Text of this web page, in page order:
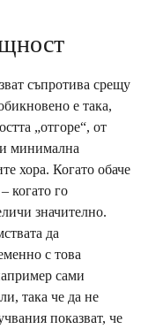
съпротива срещу
е така,
„отгоре“, от
минимална
хора. Когато обаче
когато го
значително.
да
с това
сами
така че да не
показват, че